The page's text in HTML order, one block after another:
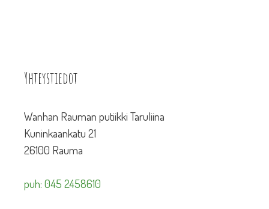
Yhteystiedot
Wanhan Rauman putiikki Taruliina
Kuninkaankatu 21
26100 Rauma
puh: 045 2458610